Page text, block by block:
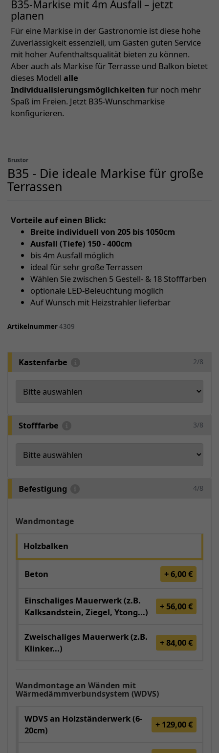
B35-Markise mit 4m Ausfall – jetzt
planen
Für eine Markise in der Gastronomie ist diese hohe
Zuverlässigkeit essenziell, um Gästen guten Service
mit hoher Aufenthaltsqualität bieten zu können.
Aber auch als Markise für Terrasse und Balkon bietet
dieses Modell alle
Individualisierungsmöglichkeiten für noch mehr
Spaß im Freien. Jetzt B35-Wunschmarkise
konfigurieren.
Brustor
B35 - Die ideale Markise für große
Terrassen
Vorteile auf einen Blick:
Breite individuell von 205 bis 1050cm
Ausfall (Tiefe) 150 - 400cm
bis 4m Ausfall möglich
ideal für sehr große Terrassen
Wählen Sie zwischen 5 Gestell- & 18 Stofffarben
optionale LED-Beleuchtung möglich
Auf Wunsch mit Heizstrahler lieferbar
Artikelnummer4309
Kastenfarbe 2/8
Stofffarbe 3/8
Befestigung 4/8
Wandmontage
Holzbalken
Beton + 6,00 €
Einschaliges Mauerwerk (z.B.
Kalksandstein, Ziegel, Ytong...)
+ 56,00 €
Zweischaliges Mauerwerk (z.B.
Klinker...)
+ 84,00 €
Wandmontage an Wänden mit
Wärmedämmverbundsystem (WDVS)
WDVS an Holzständerwerk (6-
20cm)
+ 129,00 €